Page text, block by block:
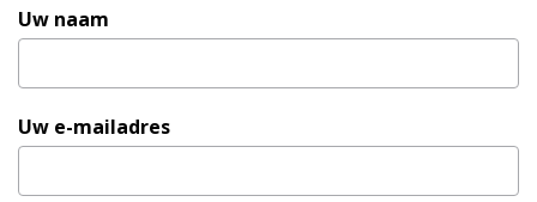
Contact
Us
Uw naam
Uw e-mailadres